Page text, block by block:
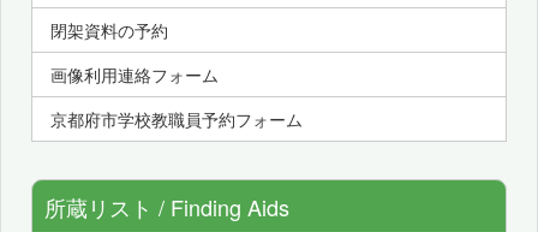
閉架資料の予約
画像利用連絡フォーム
京都府市学校教職員予約フォーム
所蔵リスト / Finding Aids